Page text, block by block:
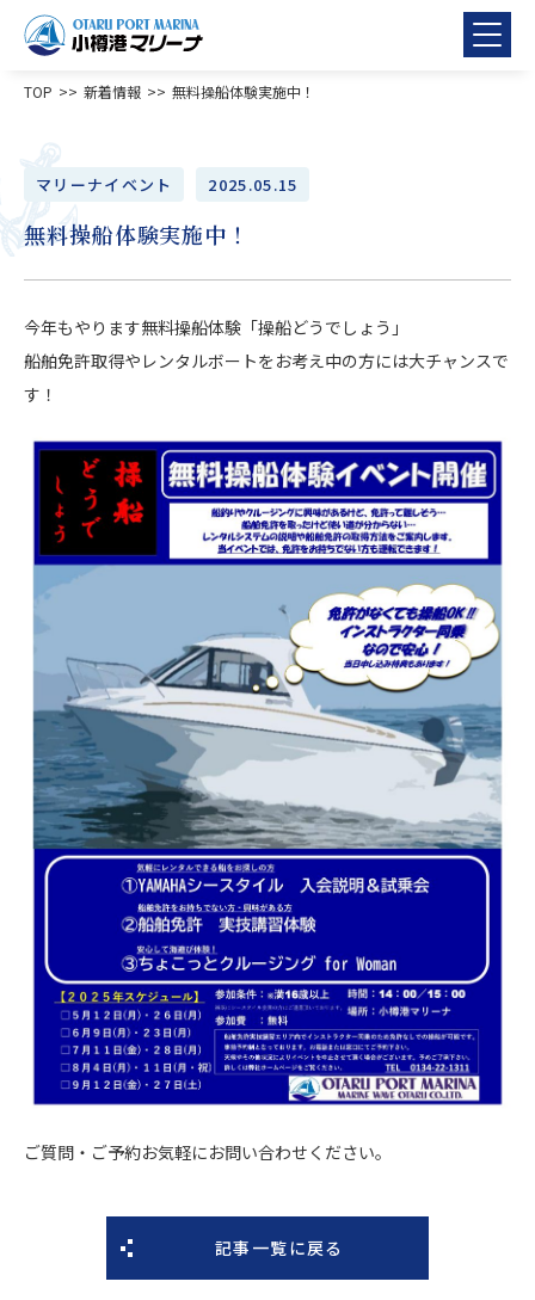
TOP 新着情報 無料操船体験実施中！
マリーナイベント 2025.05.15
無料操船体験実施中！
今年もやります無料操船体験「操船どうでしょう」
船舶免許取得やレンタルボートをお考え中の方には大チャンスで
す！
ご質問・ご予約お気軽にお問い合わせください。
記事一覧に戻る